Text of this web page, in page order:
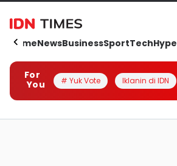
HomeNewsBusinessSportTechHype
For
You
# Yuk Vote Iklanin di IDN